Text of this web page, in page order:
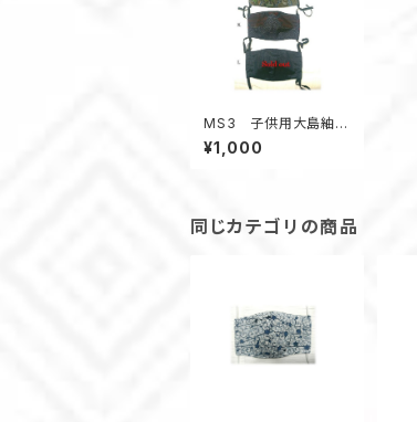
MS3 子供用大島紬マ
スク（S・花柄・亀甲柄・
無地ライク）
¥1,000
同じカテゴリの商品